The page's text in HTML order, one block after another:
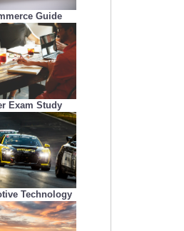
Guide
Exam Study
Technology